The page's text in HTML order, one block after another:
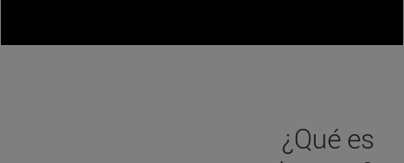
¿Qué es